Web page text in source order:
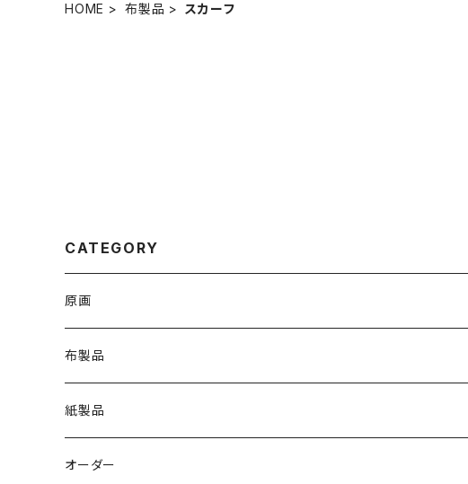
HOME 布製品 スカーフ
CATEGORY
原画
布製品
Ｔシャツ
トートバッグ
紙製品
ステッカー
オーダー